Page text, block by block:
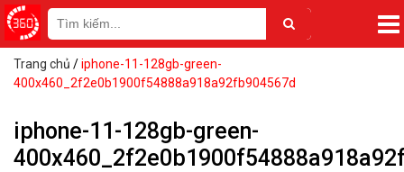
Trang chủ /iphone-11-128gb-green-
400x460_2f2e0b1900f54888a918a92fb904567d
iphone-11-128gb-green-